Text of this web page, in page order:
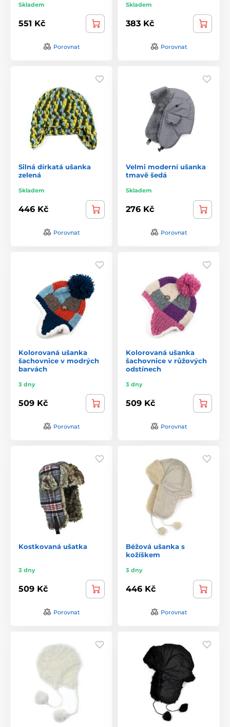
Skladem
551 Kč
Porovnat
Skladem
383 Kč
Porovnat
Silná dírkatá ušanka
zelená
Skladem
446 Kč
Porovnat
Velmi moderní ušanka
tmavě šedá
Skladem
276 Kč
Porovnat
Kolorovaná ušanka
šachovnice v modrých
barvách
3 dny
509 Kč
Porovnat
Kolorovaná ušanka
šachovnice v růžových
odstínech
3 dny
509 Kč
Porovnat
Kostkovaná ušatka
3 dny
509 Kč
Porovnat
Béžová ušanka s
kožíškem
3 dny
446 Kč
Porovnat